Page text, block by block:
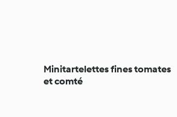
Minitartelettes fines tomates
et comté